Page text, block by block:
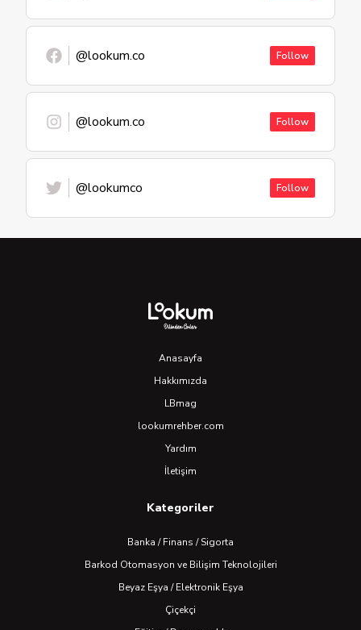
@lookum.co Follow
@lookum.co Follow
@lookumco Follow
Anasayfa
Hakkımızda
LBmag
lookumrehber.com
Yardım
İletişim
Kategoriler
Banka / Finans / Sigorta
Barkod Otomasyon ve Bilişim Teknolojileri
Beyaz Eşya / Elektronik Eşya
Çiçekçi